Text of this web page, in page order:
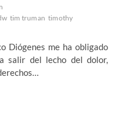
tim truman timothy
Diógenes me ha obligado
salir del lecho del dolor,